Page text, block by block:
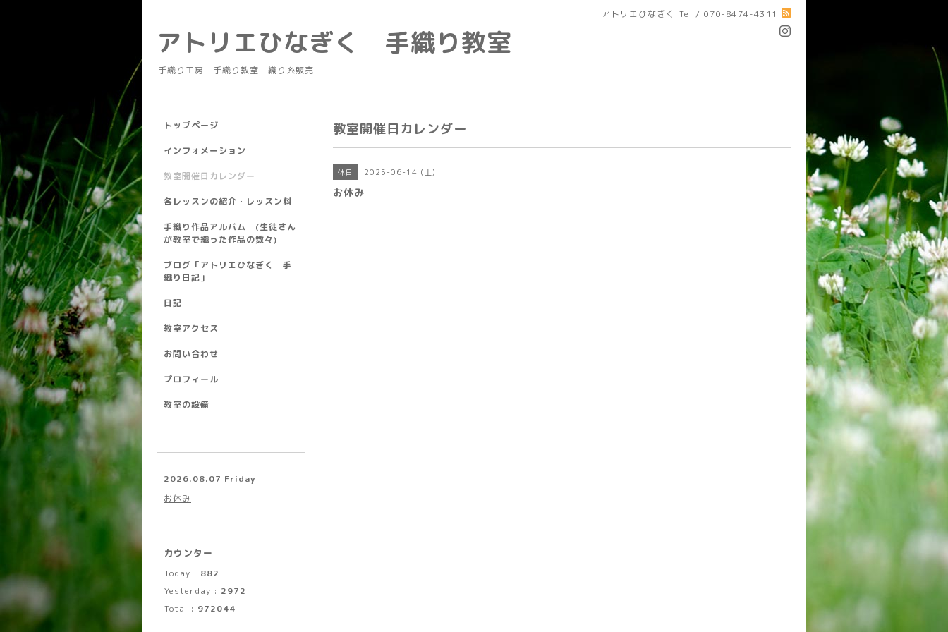
アトリエひなぎく Tel / 070-8474-4311
アトリエひなぎく 手織り教室
手織り工房 手織り教室 織り糸販売
教室開催日カレンダー
休日 2025-06-14 (土)
お休み
トップページ
インフォメーション
教室開催日カレンダー
各レッスンの紹介・レッスン料
手織り作品アルバム (生徒さん
が教室で織った作品の数々)
ブログ「アトリエひなぎく 手
織り日記」
日記
教室アクセス
お問い合わせ
プロフィール
教室の設備
2026.08.07 Friday
お休み
カウンター
Today : 882
Yesterday : 2972
Total : 972044